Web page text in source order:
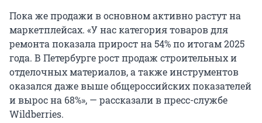
Пока же продажи в основном активно растут на
маркетплейсах. «У нас категория товаров для
ремонта показала прирост на 54% по итогам 2025
года. В Петербурге рост продаж строительных и
отделочных материалов, а также инструментов
оказался даже выше общероссийских показателей
и вырос на 68%», — рассказали в пресс-службе
Wildberries.